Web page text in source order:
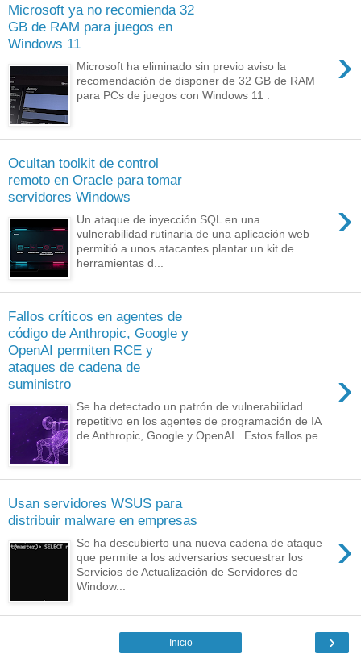
Microsoft ya no recomienda 32
GB de RAM para juegos en
Windows 11
›
Microsoft ha eliminado sin previo aviso la
recomendación de disponer de 32 GB de RAM
para PCs de juegos con Windows 11 .
Ocultan toolkit de control
remoto en Oracle para tomar
servidores Windows
›
Un ataque de inyección SQL en una
vulnerabilidad rutinaria de una aplicación web
permitió a unos atacantes plantar un kit de
herramientas d...
Fallos críticos en agentes de
código de Anthropic, Google y
OpenAI permiten RCE y
ataques de cadena de
suministro
›
Se ha detectado un patrón de vulnerabilidad
repetitivo en los agentes de programación de IA
de Anthropic, Google y OpenAI . Estos fallos pe...
Usan servidores WSUS para
distribuir malware en empresas
›
Se ha descubierto una nueva cadena de ataque
que permite a los adversarios secuestrar los
Servicios de Actualización de Servidores de
Window...
›
Inicio